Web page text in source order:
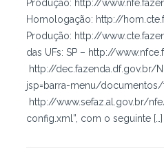
Produção: http://
Homologação: http://
Produção: http://
das UFs: SP – http://
http://dec.fazenda.df.gov.br/
jsp=barra-menu/documentos/
http://www.sefaz.al.gov.br/
config.xml”, com o seguinte […]